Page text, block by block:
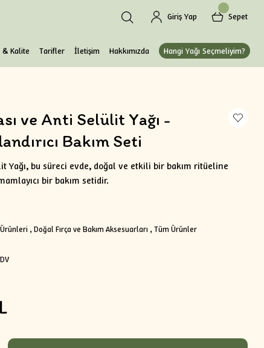
Giriş Yap Sepet
& Kalite Tarifler İletişim Hakkımızda Hangi Yağı Seçmeliyim?
ve Anti Selülit Yağı -
Bakım Seti
Yağı, bu süreci evde, doğal ve etkili bir bakım ritüeline
bir bakım setidir.
, Doğal Fırça ve Bakım Aksesuarları , Tüm Ürünler